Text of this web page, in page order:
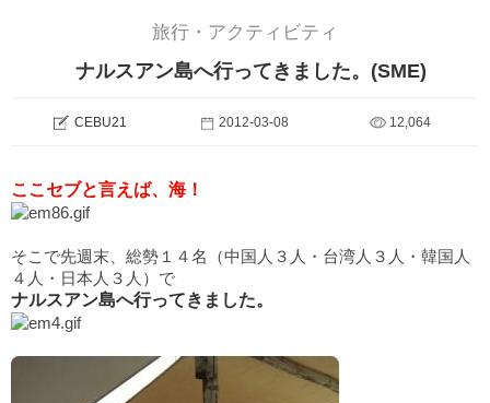
旅行・アクティビティ
ナルスアン島へ行ってきました。(SME)
CEBU21 2012-03-08 12,064
ここセブと言えば、海！
そこで先週末、総勢１４名（中国人３人・台湾人３人・韓国人
４人・日本人３人）で
ナルスアン島へ行ってきました。